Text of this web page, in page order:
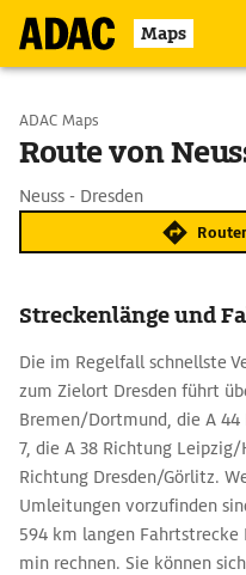
Maps
Start wählen
ADAC Maps
Route von
Neuss - Dresden
Streckenlänge und
Die im Regelfall schnellste
zum Zielort Dresden führt
Bremen/Dortmund, die A 44
7, die A 38 Richtung
Richtung Dresden/Görlitz.
Umleitungen vorzufinden
594 km langen Fahrtstrecke
min rechnen. Sie können